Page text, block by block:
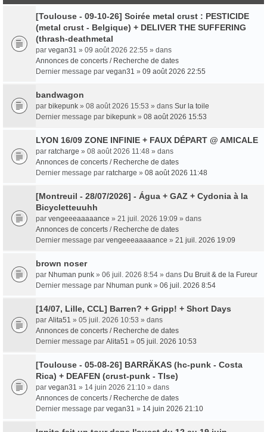
[Toulouse - 09-10-26] Soirée metal crust : PESTICIDE
(metal crust - Belgique) + DELIVER THE SUFFERING
(thrash-deathmetal
par vegan31 » 09 août 2026 22:55 » dans
Annonces de concerts / Recherche de dates
Dernier message par vegan31 » 09 août 2026 22:55
bandwagon
par bikepunk » 08 août 2026 15:53 » dans Sur la toile
Dernier message par bikepunk » 08 août 2026 15:53
LYON 16/09 ZONE INFINIE + FAUX DÉPART @ AMICALE
par ratcharge » 08 août 2026 11:48 » dans
Annonces de concerts / Recherche de dates
Dernier message par ratcharge » 08 août 2026 11:48
[Montreuil - 28/07/2026] - Água + GAZ + Cydonia à la
Bicycletteuuhh
par vengeeeaaaaance » 21 juil. 2026 19:09 » dans
Annonces de concerts / Recherche de dates
Dernier message par vengeeeaaaaance » 21 juil. 2026 19:09
brown noser
par Nhuman punk » 06 juil. 2026 8:54 » dans Du Bruit & de la Fureur
Dernier message par Nhuman punk » 06 juil. 2026 8:54
[14/07, Lille, CCL] Barren? + Gripp! + Short Days
par Alita51 » 05 juil. 2026 10:53 » dans
Annonces de concerts / Recherche de dates
Dernier message par Alita51 » 05 juil. 2026 10:53
[Toulouse - 05-08-26] BARRÄKAS (hc-punk - Costa
Rica) + DEAFEN (crust-punk - Tlse)
par vegan31 » 14 juin 2026 21:10 » dans
Annonces de concerts / Recherche de dates
Dernier message par vegan31 » 14 juin 2026 21:10